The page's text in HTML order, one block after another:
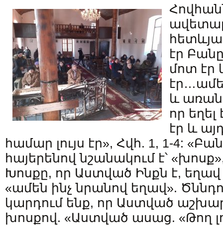
էր
մոտ էր
և
որ
էր և
համար լույս էր», Հվհ. 1, 1-4:
հայերենով նշանակում է՝
Խոսքը, որ Աստված Ինքն է, եղավ
«ամեն ինչ նրանով եղավ».
կարդում ենք, որ Աստված
խոսքով. «Աստված ասաց. «Թող